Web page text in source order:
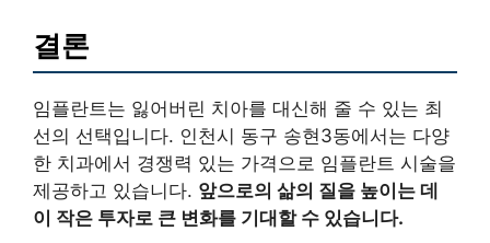
결론
임플란트는 잃어버린 치아를 대신해 줄 수 있는 최
선의 선택입니다. 인천시 동구 송현3동에서는 다양
한 치과에서 경쟁력 있는 가격으로 임플란트 시술을
제공하고 있습니다. 앞으로의 삶의 질을 높이는 데
이 작은 투자로 큰 변화를 기대할 수 있습니다.